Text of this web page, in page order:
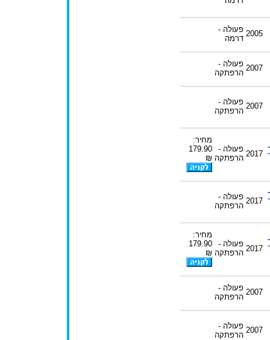
2005 פעולה -
דרמה
2007 פעולה -
הרפתקה
2007 פעולה -
הרפתקה
2017
פעולה -
הרפתקה
מחיר:
179.90
₪
2017 פעולה -
הרפתקה
2017
פעולה -
הרפתקה
מחיר:
179.90
₪
2007 פעולה -
הרפתקה
2007 פעולה -
הרפתקה